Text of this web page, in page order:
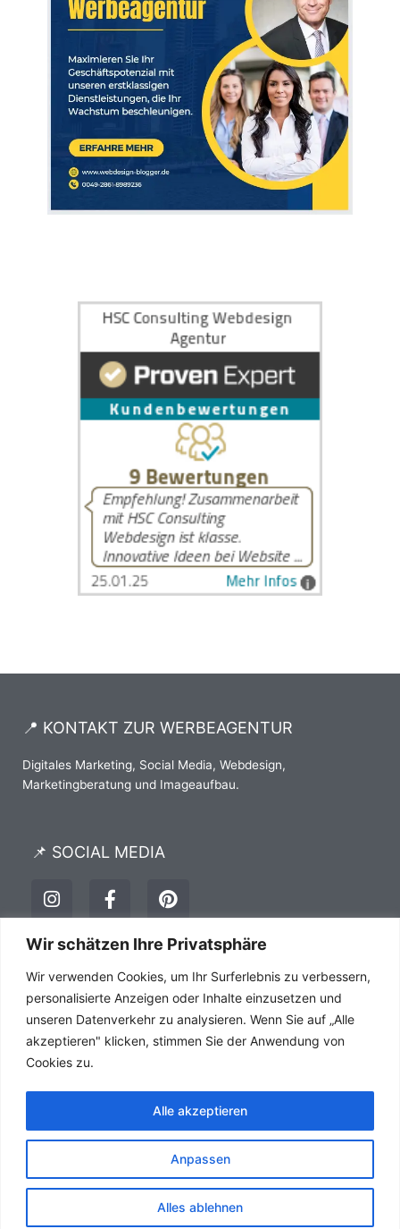
Wir schätzen Ihre Privatsphäre
Wir verwenden Cookies, um Ihr Surferlebnis zu verbessern,
personalisierte Anzeigen oder Inhalte einzusetzen und
unseren Datenverkehr zu analysieren. Wenn Sie auf „Alle
akzeptieren" klicken, stimmen Sie der Anwendung von
Cookies zu.
Anpassen
Alles ablehnen
Alle akzeptieren
📍 KONTAKT ZUR WERBEAGENTUR
Digitales Marketing, Social Media, Webdesign,
Marketingberatung und Imageaufbau.
📌 SOCIAL MEDIA
I
n
s
t
g
r
a
m
F
a
c
e
o
o
k
-
P
i
n
t
r
e
s
t
HSC Consulting Webdesign Agentur Copyright © 1999 -
2026